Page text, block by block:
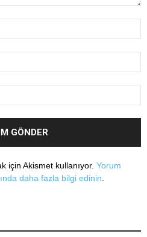
için Akismet kullanıyor. Yorum
daha fazla bilgi edinin